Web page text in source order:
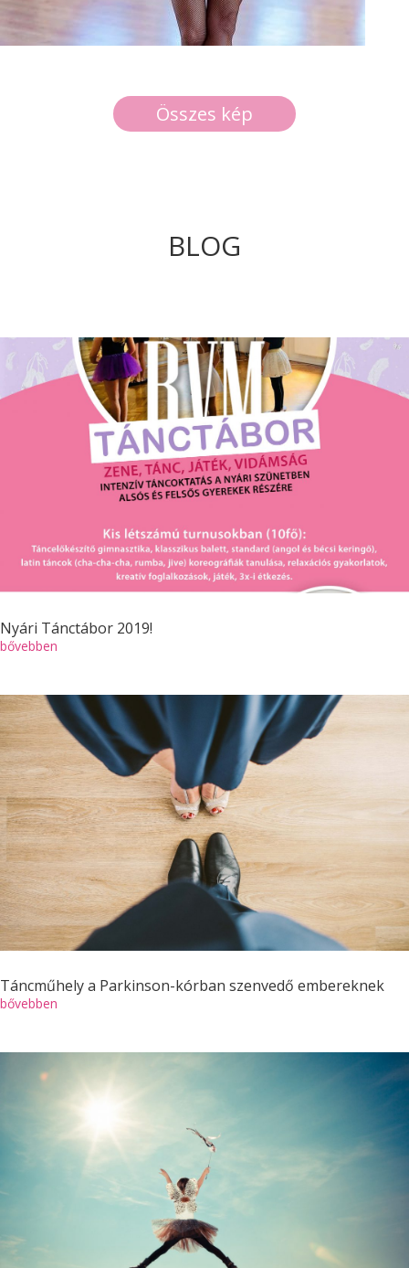
Összes kép
BLOG
Nyári Tánctábor 2019!
bővebben
Táncműhely a Parkinson-kórban szenvedő embereknek
bővebben